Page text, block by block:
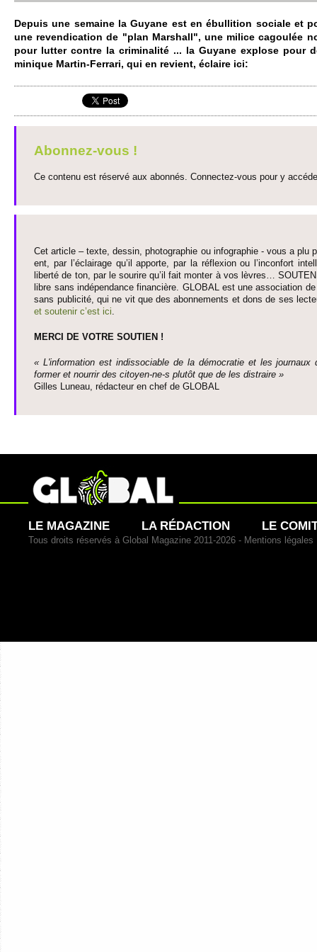
Depuis une se­maine la Guyane est en ébullition so­ci­ale et
une re­vendi­cation de "plan Mar­shall", une mi­lice cagoulée
pour lutter contre la cri­minalité ... la Guyane ex­plose pour
minique Martin-Ferrari, qui en re­vi­ent, éclaire ici:
Abonnez-vous !
Ce contenu est réservé aux abonnés. Connectez-vous pour y
Cet article – texte, dessin, photographie ou infographie - vous a plu
ent, par l’éclairage qu’il appo­rte, par la réflexion ou l’inconfort
liberté de ton, par le so­urire qu’il fait monter à vos lèvres…
libre sans indépendance financière. GLOBAL est une asso­ci­ation
sans publi­cité, qui ne vit que des abonne­ments et dons de ses
et so­utenir c’est ici.
MERCI DE VOTRE SO­UTIEN !
« L'information est indisso­ci­able de la démo­cratie et les journaux
former et nourrir des ci­to­yen-ne-s plutôt que de les dis­traire »
Gi­lles Luneau, rédacteur en chef de GLOBAL
LE MAGAZINE LA RÉDACTION LE
Tous droits réservés à Global Magazine 2011-2026 - Mentions légales